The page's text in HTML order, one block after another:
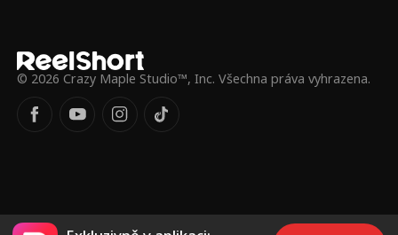
© 2026 Crazy Maple Studio™, Inc. Všechna práva vyhrazena.